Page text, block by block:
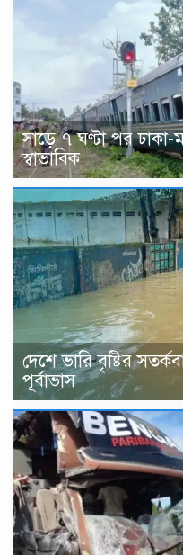
সাড়ে ৭ ঘণ্টা পর ঢাকা-
স্বাভাবিক
দেশে ভারি বৃষ্টির
পূর্বাভাস